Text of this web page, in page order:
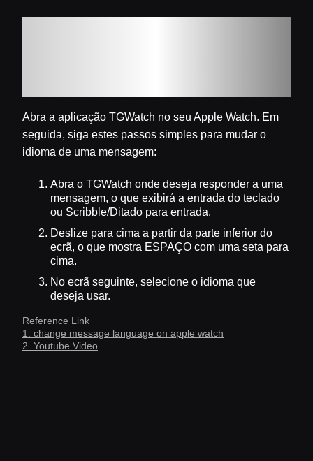
Abra a aplicação TGWatch no seu Apple Watch. Em
seguida, siga estes passos simples para mudar o
idioma de uma mensagem:
Abra o TGWatch onde deseja responder a uma
mensagem, o que exibirá a entrada do teclado
ou Scribble/Ditado para entrada.
Deslize para cima a partir da parte inferior do
ecrã, o que mostra ESPAÇO com uma seta para
cima.
No ecrã seguinte, selecione o idioma que
deseja usar.
Reference Link
1. change message language on apple watch
2. Youtube Video